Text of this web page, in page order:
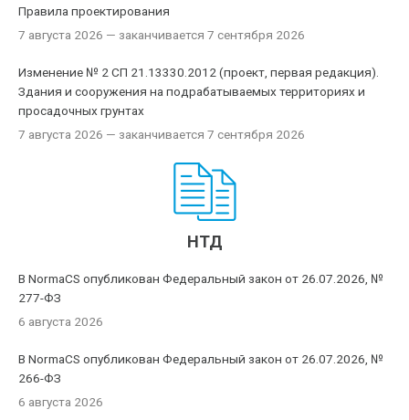
Правила проектирования
7 августа 2026 — заканчивается 7 сентября 2026
Изменение № 2 СП 21.13330.2012 (проект, первая редакция).
Здания и сооружения на подрабатываемых территориях и
просадочных грунтах
7 августа 2026 — заканчивается 7 сентября 2026
НТД
В NormaCS опубликован Федеральный закон от 26.07.2026, №
277-ФЗ
6 августа 2026
В NormaCS опубликован Федеральный закон от 26.07.2026, №
266-ФЗ
6 августа 2026